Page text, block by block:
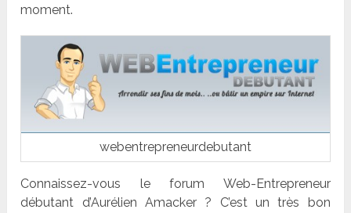
moment.
webentrepreneurdebutant
Connaissez-vous le forum Web-Entrepreneur
débutant d’Aurélien Amacker ? C’est un très bon